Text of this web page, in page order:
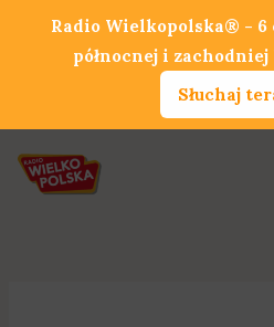
Radio Wielkopolska® -
północnej i
Słuchaj